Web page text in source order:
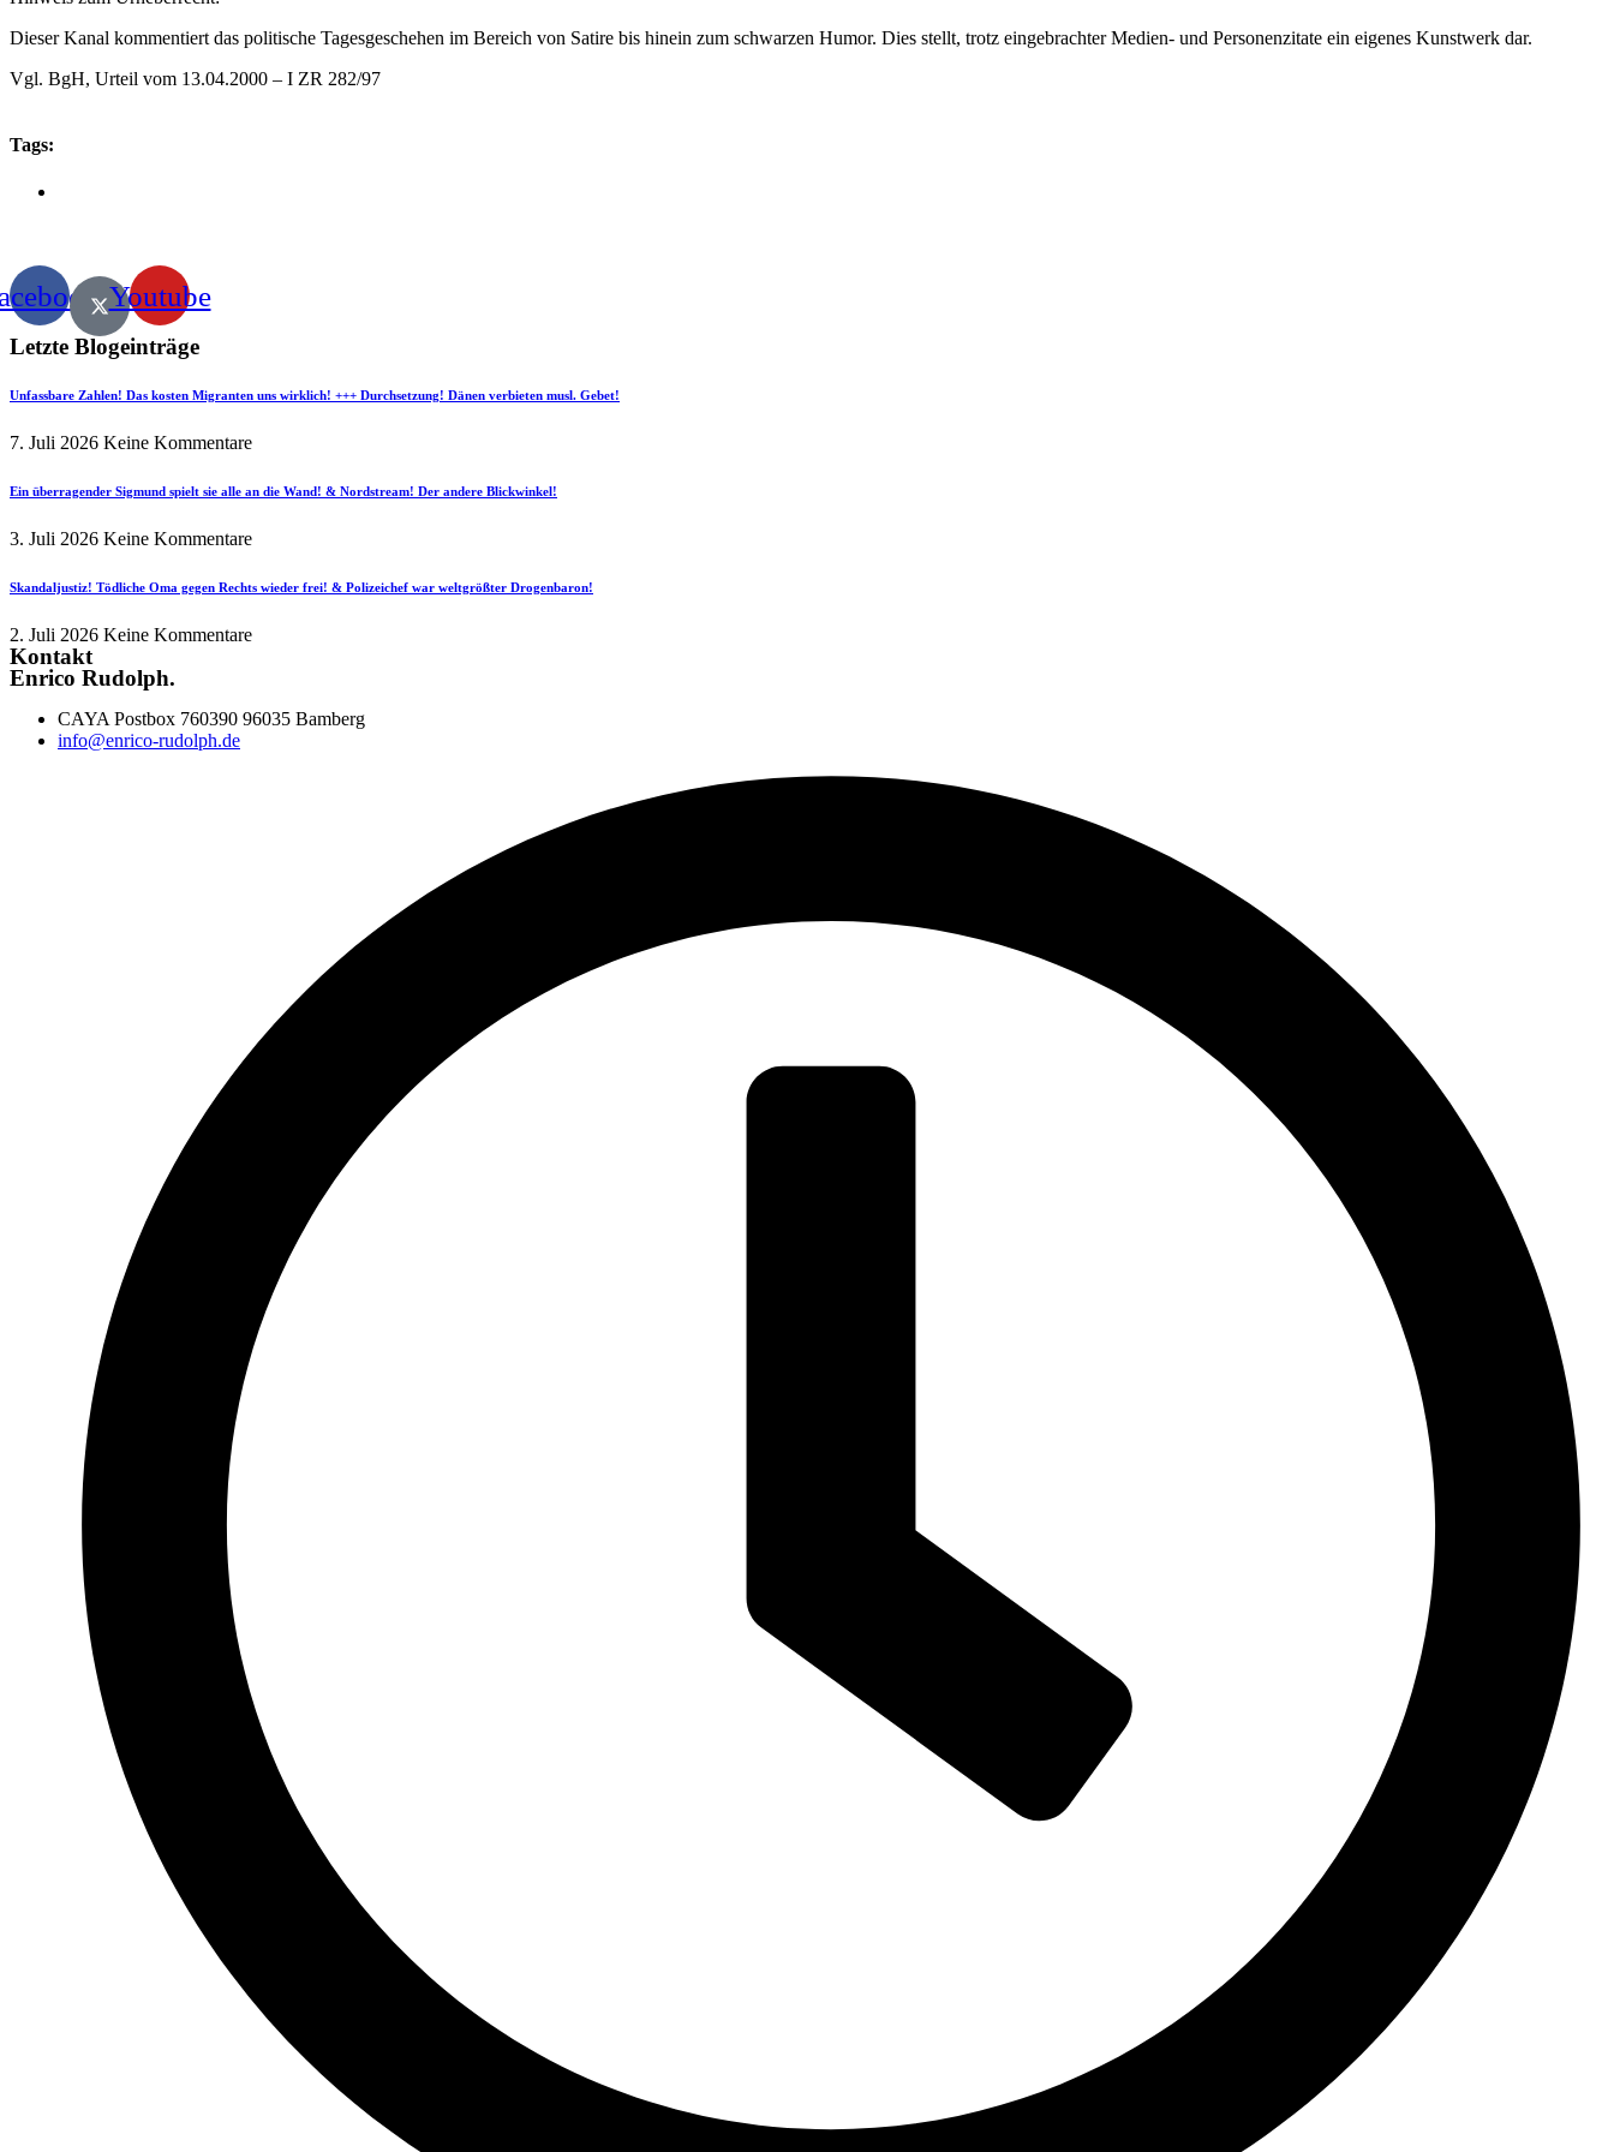
Dieser Kanal kommentiert das politische Tagesgeschehen im Bereich von Satire bis hinein zum schwarzen Humor. Dies stellt, trotz eingebrachter Medien- und Personenzitate ein eigenes Kunstwerk dar.
Vgl. BgH, Urteil vom 13.04.2000 – I ZR 282/97
Tags:
Youtube
Letzte Blogeinträge
Unfassbare Zahlen! Das kosten Migranten uns wirklich! +++ Durchsetzung! Dänen verbieten musl. Gebet!
7. Juli 2026 Keine Kommentare
Ein überragender Sigmund spielt sie alle an die Wand! & Nordstream! Der andere Blickwinkel!
3. Juli 2026 Keine Kommentare
Skandaljustiz! Tödliche Oma gegen Rechts wieder frei! & Polizeichef war weltgrößter Drogenbaron!
2. Juli 2026 Keine Kommentare
Kontakt
Enrico Rudolph.
CAYA Postbox 760390 96035 Bamberg
info@enrico-rudolph.de